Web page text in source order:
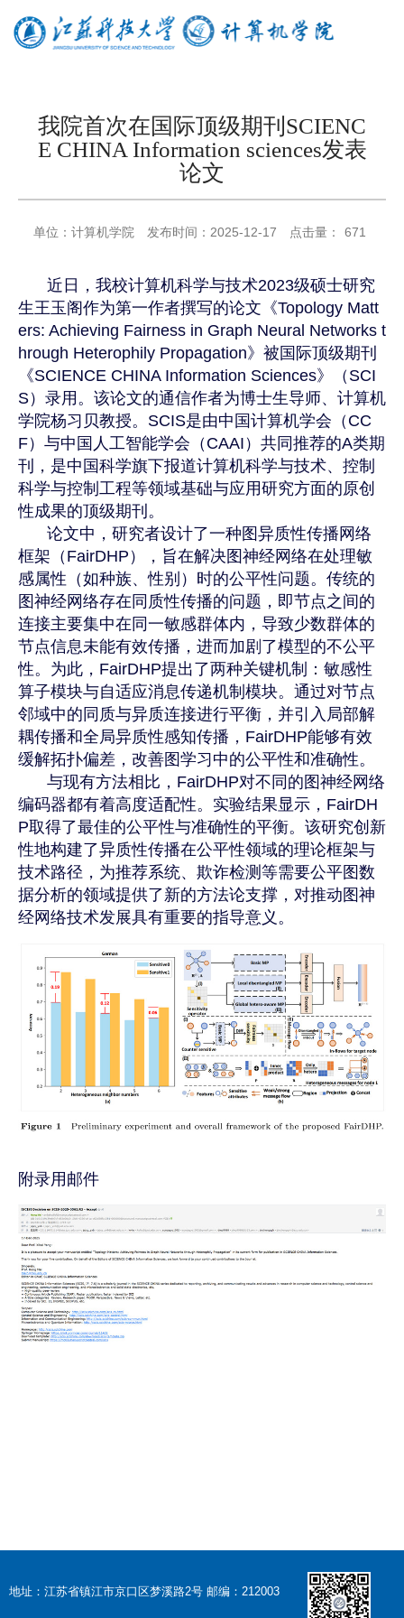
我院首次在国际顶级期刊SCIENC
E CHINA Information sciences发表
论文
单位： 计算机学院 发布时间： 2025-12-17 点击量： 671
近日，我校计算机科学与技术2023级硕士研究
生王玉阁作为第一作者撰写的论文《Topology Matt
ers: Achieving Fairness in Graph Neural Networks t
hrough Heterophily Propagation》被国际顶级期刊
《SCIENCE CHINA Information Sciences》（ SCI
S）录用。该论文的通信作者为博士生导师、计算机
学院杨习贝教授。 SCIS是由中国计算机学会（ CC
F）与中国人工智能学会（ CAAI ）共同推荐的A类期
刊，是中国科学旗下报道计算机科学与技术、控制
科学与控制工程等领域基础与应用研究方面的原创
性成果的顶级期刊。
论文中，研究者设计了一种图异质性传播网络
框架（ FairDHP ），旨在解决图神经网络在处理敏
感属性（如种族、性别）时的公平性问题。传统的
图神经网络存在同质性传播的问题，即节点之间的
连接主要集中在同一敏感群体内，导致少数群体的
节点信息未能有效传播，进而加剧了模型的不公平
性。为此， FairDHP提出了两种关键机制：敏感性
算子模块与自适应消息传递机制模块。通过对节点
邻域中的同质与异质连接进行平衡，并引入局部解
耦传播和全局异质性感知传播， FairDHP能够有效
缓解拓扑偏差，改善图学习中的公平性和准确性。
与现有方法相比， FairDHP对不同的图神经网络
编码器都有着高度适配性。实验结果显示， FairDH
P取得了最佳的公平性与准确性的平衡。该研究创新
性地构建了异质性传播在公平性领域的理论框架与
技术路径，为推荐系统、欺诈检测等需要公平图数
据分析的领域提供了新的方法论支撑，对推动图神
经网络技术发展具有重要的指导意义。
附录用邮件
地址：江苏省镇江市京口区梦溪路2号 邮编：212003